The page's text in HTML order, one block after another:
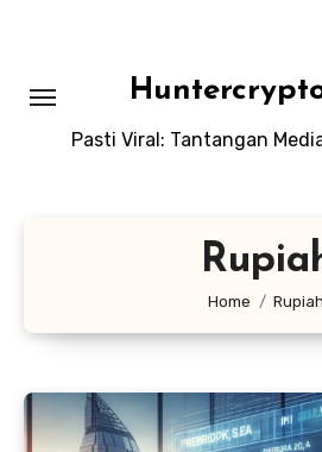
Pasti Viral: Tantangan
Home Rupiah